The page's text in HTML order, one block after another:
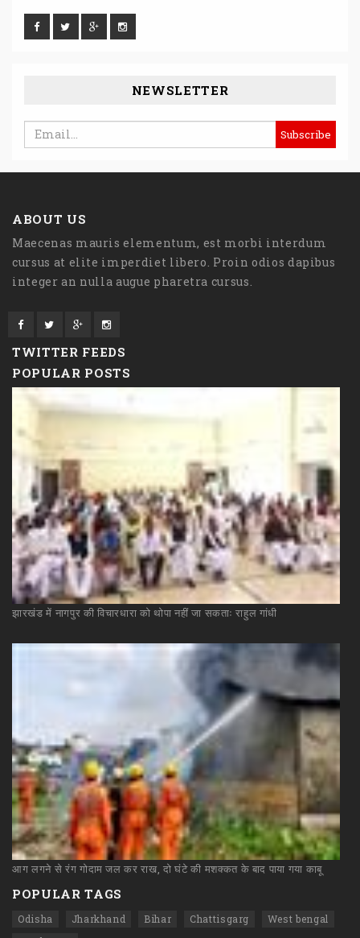
NEWSLETTER
ABOUT US
Maecenas mauris elementum, est morbi interdum
cursus at elite imperdiet libero. Proin odios dapibus
integer an nulla augue pharetra cursus.
TWITTER FEEDS
POPULAR POSTS
झारखंड में नागपुर की विचारधारा को थोपा नहीं जा सकताः राहुल गांधी
आग लगने से रंग गोदाम जल कर राख, दो घंटे की मशक्कत के बाद पाया गया काबू
POPULAR TAGS
Odisha Jharkhand Bihar Chattisgarg
West bengal